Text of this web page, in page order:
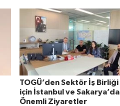
TOGÜ’den Sektör İş Birliği
için İstanbul ve Sakarya’da
Önemli Ziyaretler